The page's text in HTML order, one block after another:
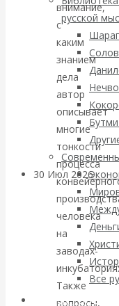
русской
Все
Авторы РЭОШ
Саммит
Турции:
nach
30 Июл 2026
Валентин
внимание,
с
каким
знанием
дела
автор
описывает
многие
тонкости
процесса
человека
на
заводах-
Также
вопросы,